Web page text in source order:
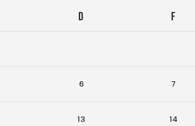
D F
6 7
13 14